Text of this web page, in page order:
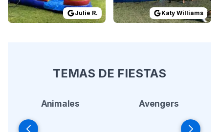
Julie R. Katy Williams
TEMAS DE FIESTAS
Animales Avengers